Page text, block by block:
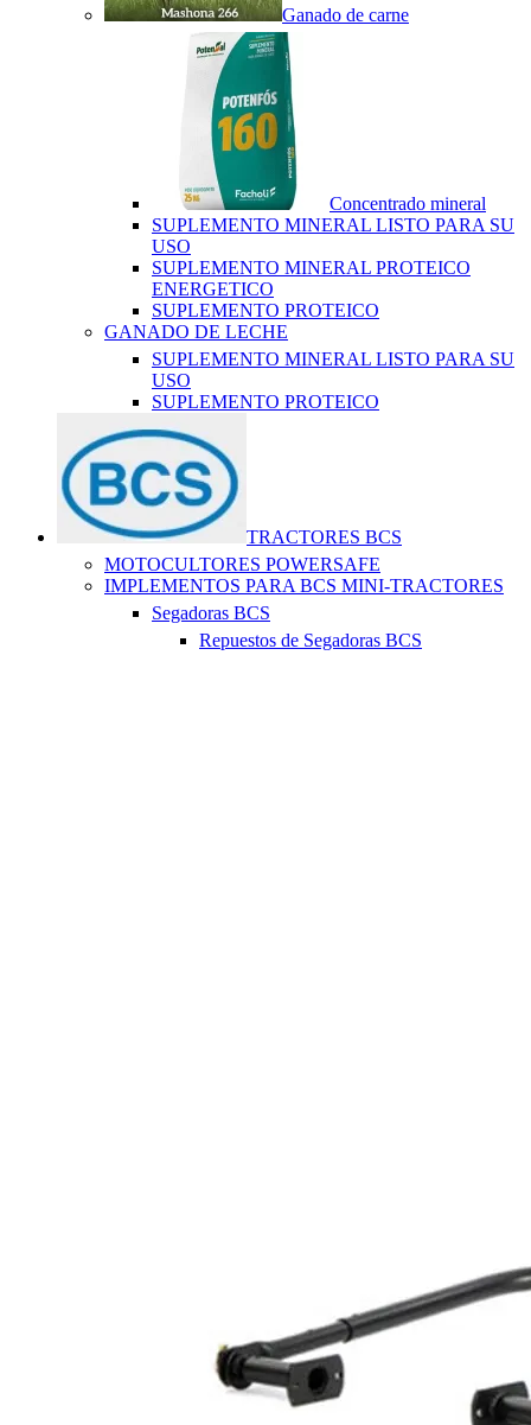
Ganado de carne
Concentrado mineral
SUPLEMENTO MINERAL LISTO PARA SU
USO
SUPLEMENTO MINERAL PROTEICO
ENERGETICO
SUPLEMENTO PROTEICO
GANADO DE LECHE
SUPLEMENTO MINERAL LISTO PARA SU
USO
SUPLEMENTO PROTEICO
TRACTORES BCS
MOTOCULTORES POWERSAFE
IMPLEMENTOS PARA BCS MINI-TRACTORES
Segadoras BCS
Repuestos de Segadoras BCS